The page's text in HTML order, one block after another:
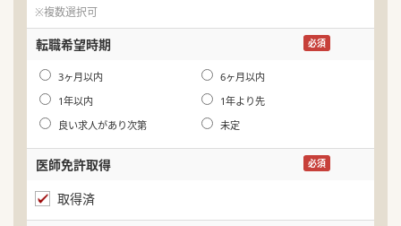
※複数選択可
転職希望時期 必須
3ヶ月以内
6ヶ月以内
1年以内
1年より先
良い求人があり次第
未定
医師免許取得 必須
取得済